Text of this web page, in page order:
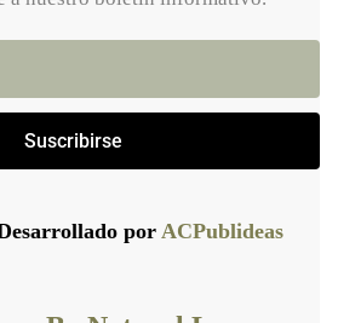
Suscribirse
por ACPublideas